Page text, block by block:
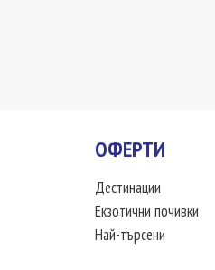
ОФЕРТИ
Дестинации
Екзотични почивки
Най-търсени